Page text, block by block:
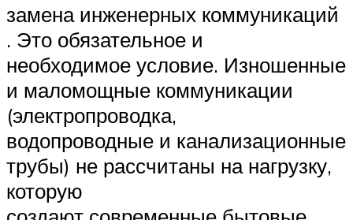
замена инженерных коммуникаций
. Это обязательное и
необходимое условие. Изношенные
и маломощные коммуникации
(электропроводка,
водопроводные и канализационные
трубы) не рассчитаны на нагрузку,
которую